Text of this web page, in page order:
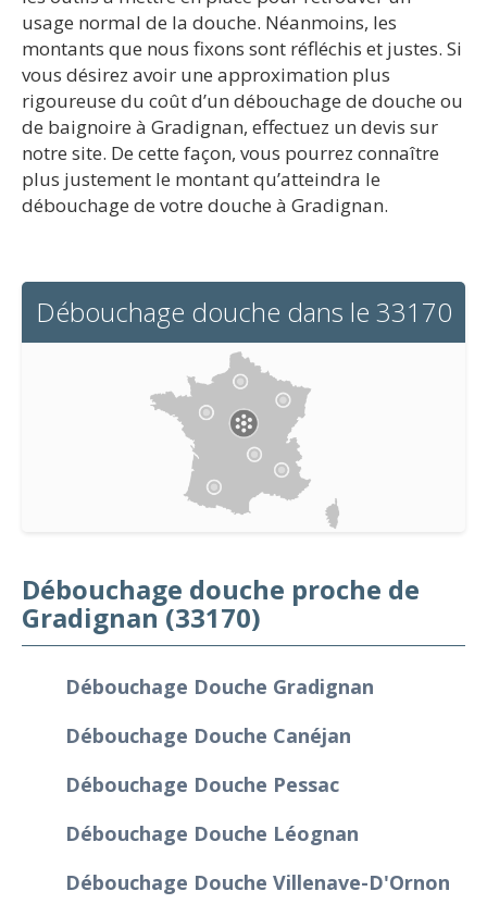
usage normal de la douche. Néanmoins, les
montants que nous fixons sont réfléchis et justes. Si
vous désirez avoir une approximation plus
rigoureuse du coût d’un débouchage de douche ou
de baignoire à Gradignan, effectuez un devis sur
notre site. De cette façon, vous pourrez connaître
plus justement le montant qu’atteindra le
débouchage de votre douche à Gradignan.
Débouchage douche dans le 33170
Débouchage douche proche de
Gradignan (33170)
Débouchage Douche Gradignan
Débouchage Douche Canéjan
Débouchage Douche Pessac
Débouchage Douche Léognan
Débouchage Douche Villenave-D'Ornon